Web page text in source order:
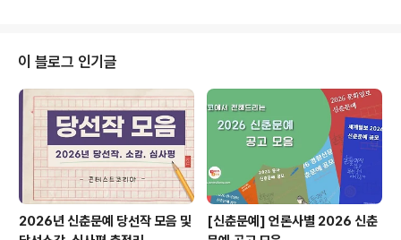
상 공모 ✔ 제19회 전국청소년환경사랑 그림공모전 ✔ 제
5회 나라사랑태극기그리기 온라인 공모전 자세한 내용은
콘테스트코리아 홈페이지에서 확인하시면 도움이 됩니다~​
콘테스트, 공모전, 대외활동 정보 / 소개 / 뉴스소식은 @콘
테스트코리아!!
이 블로그 인기글
2026년 신춘문예 당선작 모음 및
[신춘문예] 언론사별 2026 신춘